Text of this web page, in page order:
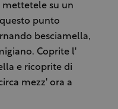
mettetele su un
punto
besciamella,
Coprite l'
e ricoprite di
mezz' ora a